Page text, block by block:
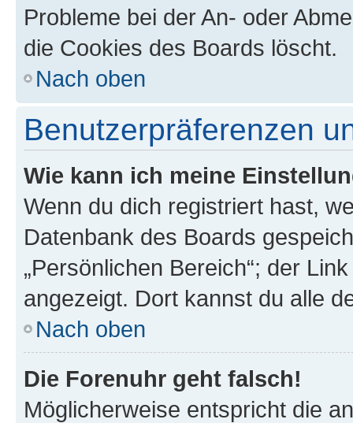
Probleme bei der An- oder
die Cookies des Boards löscht.
Nach oben
Benutzerpräferenzen
Wie kann ich meine
Wenn du dich registriert hast,
Datenbank des Boards
„Persönlichen Bereich“; der
angezeigt. Dort kannst du alle
Nach oben
Die Forenuhr geht falsch!
Möglicherweise entspricht die